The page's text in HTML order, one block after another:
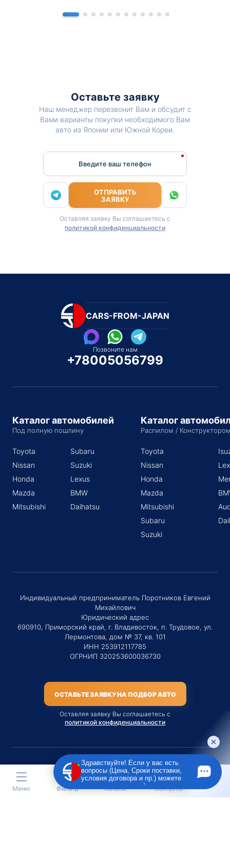
Оставьте заявку
Наш менеджер перезвонит Вам и обсудит с
Вами варианты покупки необходимого Вам
авто из Японии или Южной Кореи.
Введите ваш телефон
ОТПРАВИТЬ
ЗАЯВКУ
Оставляя заявку Вы соглашаетесь с
политикой конфиденциальности
CARS-FROM-JAPAN
Позвоните нам
+78005056799
Каталог автомобилей
Под полную пошлину
Toyota
Nissan
Honda
Mazda
Mitsubishi
Subaru
Suzuki
Lexus
BMW
Daihatsu
Каталог
Распилом /
Toyota
Nissan
Honda
Mazda
Mitsubishi
Subaru
Suzuki
Индивидуальный предприниматель Поротников Евгений
Михайлович
Юридический адрес
690910, Приморский край, г. Владивосток, п. Трудовое, ул.
Лермонтова, дом № 37, кв. 101
ИНН 253912117785
ОГРНИП 320253600036730
ОСТАВЬТЕ ЗАЯВКУ НА ПОДБОР АВТО
Оставляя заявку Вы соглашаетесь с
политикой конфиденциальности
Материалы данного сайта являются публичной офертой
только на услугу сопровождения Агентом приобретения
транспортного средства Клиентом.
Меню Фильтр Каталог Контакты
Здравствуйте! Если у вас есть
вопросы (Цена, Сроки поставки,
условия договора и пр.) можете
задать их мне в чат!